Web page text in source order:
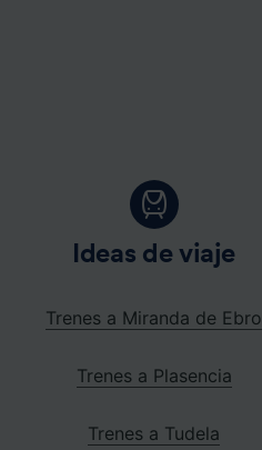
Ideas de viaje
Trenes a Miranda de Ebro
Trenes a Plasencia
Trenes a Tudela